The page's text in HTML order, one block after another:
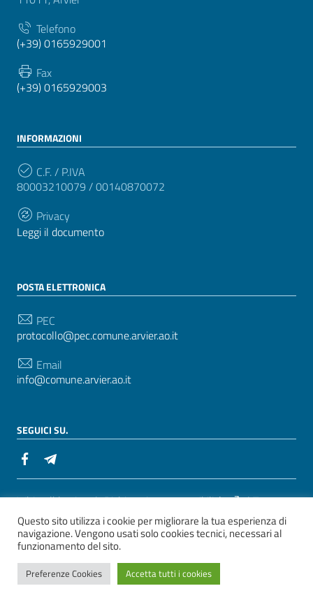
Telefono
(+39) 0165929001
Fax
(+39) 0165929003
INFORMAZIONI
C.F. / P.IVA
80003210079 / 00140870072
Privacy
Leggi il documento
POSTA ELETTRONICA
PEC
protocollo@pec.comune.arvier.ao.it
Email
info@comune.arvier.ao.it
SEGUICI SU.
Sezione Link Utili
Whistelblowing | Dichiarazione accessibilità
| Tema
grafico ItaliaWP2 | Basato sul Prototipo per siti PA di
AgID
ver. 2
Questo sito utilizza i cookie per migliorare la tua esperienza di
navigazione. Vengono usati solo cookies tecnici, necessari al
funzionamento del sito.
Preferenze Cookies Accetta tutti i cookies